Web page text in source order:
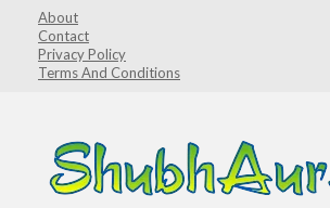
content
About
Contact
Privacy Policy
Terms And Conditions